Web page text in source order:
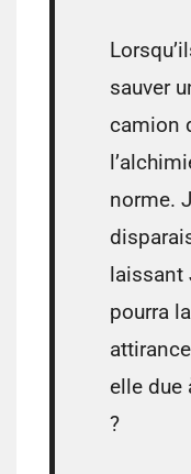
sauver
camion
norme.
laissant
pourra
elle due
?